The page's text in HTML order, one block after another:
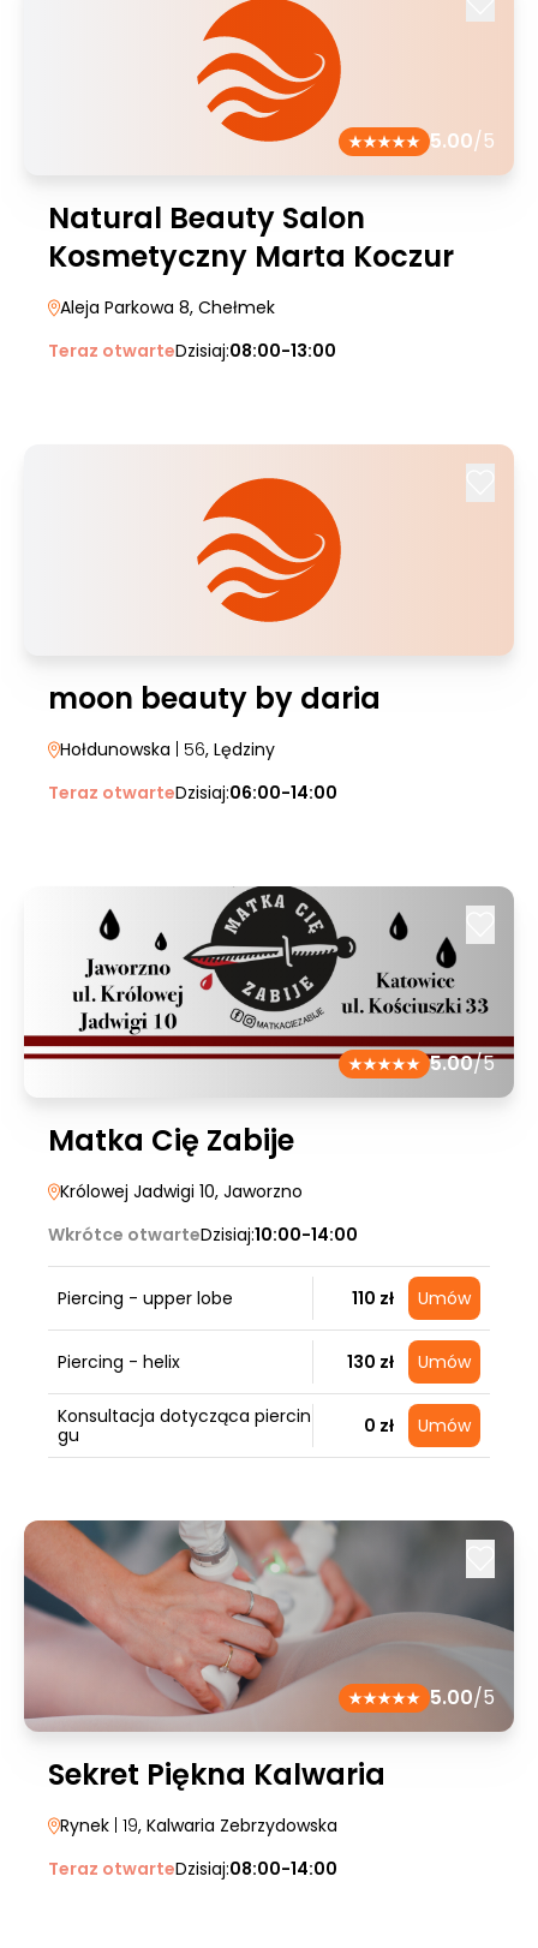
5.00/5
Natural Beauty Salon
Kosmetyczny Marta Koczur
Aleja Parkowa 8, Chełmek
Teraz otwarteDzisiaj:08:00-13:00
moon beauty by daria
Hołdunowska | 56, Lędziny
Teraz otwarteDzisiaj:06:00-14:00
5.00/5
Matka Cię Zabije
Królowej Jadwigi 10, Jaworzno
Wkrótce otwarteDzisiaj:10:00-14:00
Piercing - upper lobe 110 zł Umów
Piercing - helix 130 zł Umów
Konsultacja dotycząca piercin
gu
0 zł Umów
5.00/5
Sekret Piękna Kalwaria
Rynek | 19, Kalwaria Zebrzydowska
Teraz otwarteDzisiaj:08:00-14:00